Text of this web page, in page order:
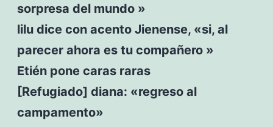
sorpresa del mundo »
lilu dice con acento Jienense, «si, al
parecer ahora es tu compañero »
Etién pone caras raras
[Refugiado] diana: «regreso al
campamento»